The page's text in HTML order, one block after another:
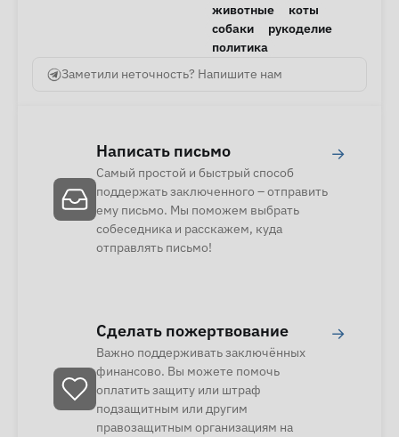
животные
коты
собаки
рукоделие
политика
Заметили неточность? Напишите нам
Написать письмо
Самый простой и быстрый способ
поддержать заключенного – отправить
ему письмо. Мы поможем выбрать
собеседника и расскажем, куда
отправлять письмо!
→
Сделать пожертвование
Важно поддерживать заключённых
финансово. Вы можете помочь
оплатить защиту или штраф
подзащитным или другим
правозащитным организациям на
→